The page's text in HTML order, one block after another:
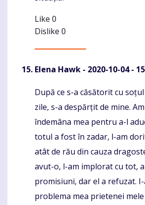
Like 0
Dislike 0
Elena Hawk - 2020-10-04 -
Komentaras
După ce s-a căsătorit cu
zile, s-a despărțit de mine.
îndemâna mea pentru a-l
totul a fost în zadar, l-am
atât de rău din cauza
avut-o, l-am implorat cu tot,
promisiuni, dar el a refuzat.
problema mea prietenei